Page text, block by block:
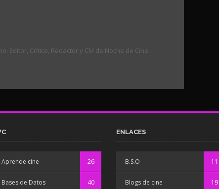
Editor, Crítico, Redactor y CM de Noche de Cine.
Aprende cine 26
Bases de Datos 40
ENLACES
B.S.O 11
Blogs de cine 19